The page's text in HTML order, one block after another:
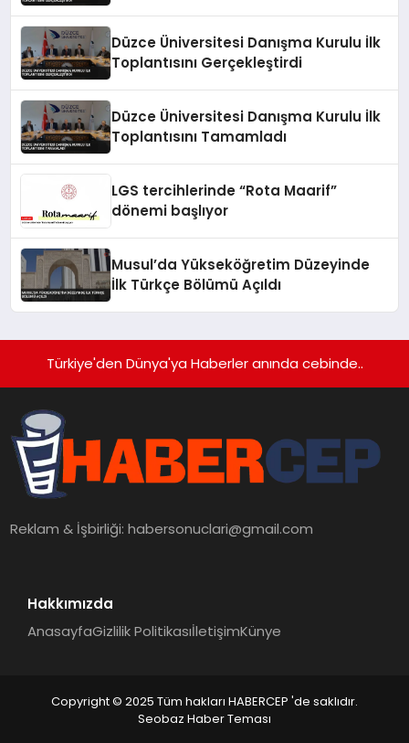
Düzce Üniversitesi Danışma Kurulu İlk
Toplantısını Gerçekleştirdi
Düzce Üniversitesi Danışma Kurulu İlk
Toplantısını Tamamladı
LGS tercihlerinde “Rota Maarif”
dönemi başlıyor
Musul’da Yükseköğretim Düzeyinde
İlk Türkçe Bölümü Açıldı
Türkiye'den Dünya'ya Haberler anında cebinde..
Reklam & İşbirliği:habersonuclari@gmail.com
Hakkımızda
AnasayfaGizlilik PolitikasıİletişimKünye
Copyright © 2025 Tüm hakları HABERCEP 'de saklıdır.
Seobaz Haber Teması